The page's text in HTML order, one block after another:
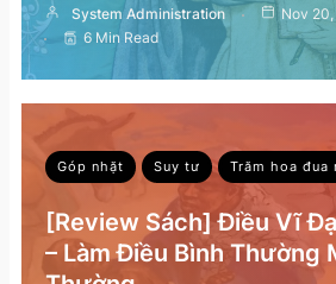
System Administration
Nov
6 Min Read
Góp nhặt Suy tư Trăm hoa đua
[Review Sách] Điều Vĩ
– Làm Điều Bình Thường